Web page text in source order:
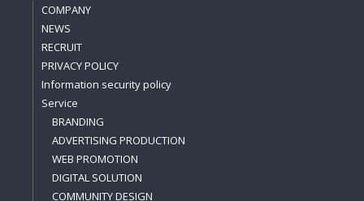
COMPANY
NEWS
RECRUIT
PRIVACY POLICY
Information security policy
Service
BRANDING
ADVERTISING PRODUCTION
WEB PROMOTION
DIGITAL SOLUTION
COMMUNITY DESIGN